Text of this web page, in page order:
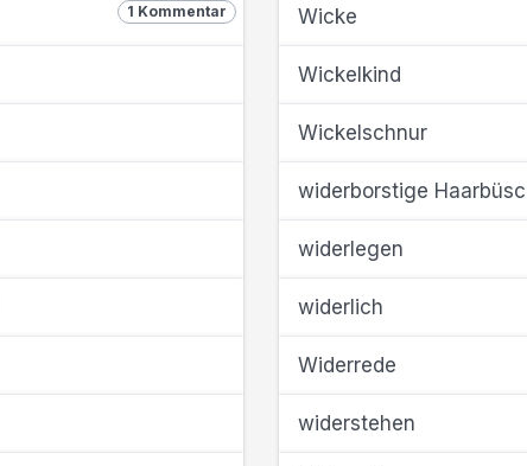
1 Kommentar Wicke
Wickelkind
Wickelschnur
widerborstige
widerlegen
widerlich
Widerrede
widerstehen